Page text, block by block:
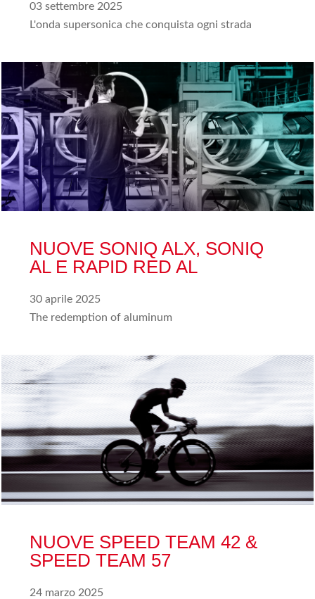
03 settembre 2025
L'onda supersonica che conquista ogni strada
NUOVE SONIQ ALX, SONIQ
AL E RAPID RED AL
30 aprile 2025
The redemption of aluminum
NUOVE SPEED TEAM 42 &
SPEED TEAM 57
24 marzo 2025